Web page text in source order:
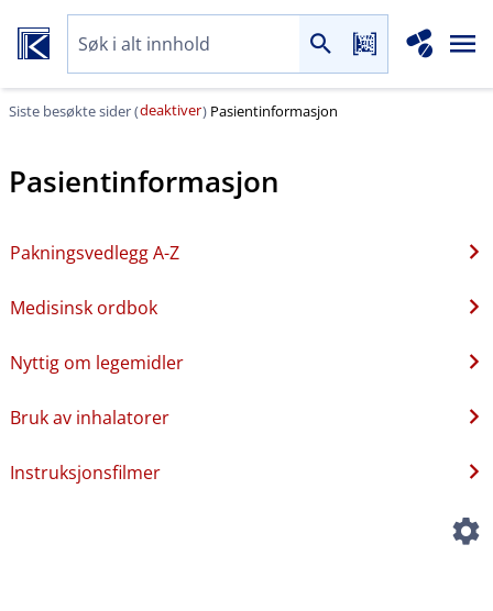
Siste besøkte sider (deaktiver) Pasientinformasjon
Pasientinformasjon
Pakningsvedlegg A-Z
Medisinsk ordbok
Nyttig om legemidler
Bruk av inhalatorer
Instruksjonsfilmer